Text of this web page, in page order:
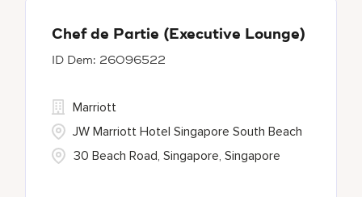
Chef de Partie (Executive Lounge)
26096522
30 Beach Road, Singapore, Singapore
Marriott
JW Marriott Hotel Singapore South Beach